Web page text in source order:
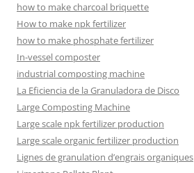
how to make charcoal briquette
How to make npk fertilizer
how to make phosphate fertilizer
In-vessel composter
industrial composting machine
La Eficiencia de la Granuladora de Disco
Large Composting Machine
Large scale npk fertilizer production
Large scale organic fertilizer production
Lignes de granulation d’engrais organiques